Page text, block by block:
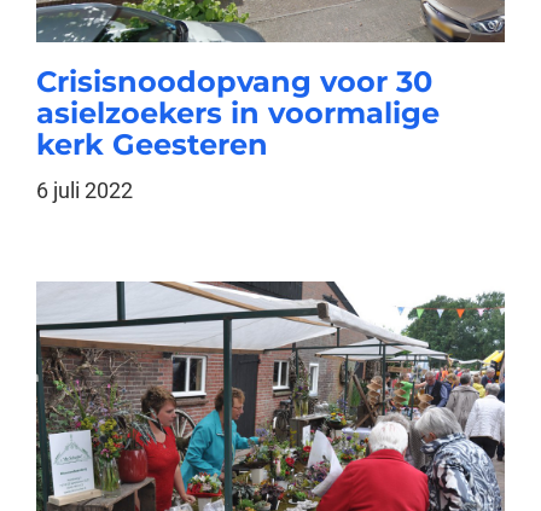
Crisisnoodopvang voor 30
asielzoekers in voormalige
kerk Geesteren
6 juli 2022